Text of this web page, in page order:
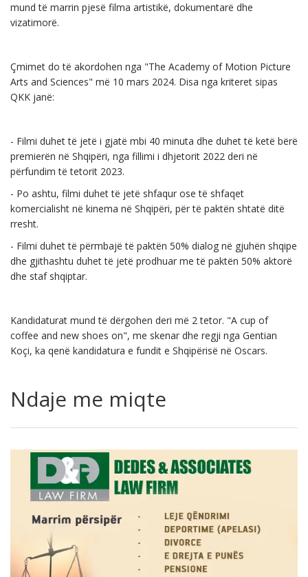
mund të marrin pjesë filma artistikë, dokumentarë dhe
vizatimorë.
Çmimet do të akordohen nga "The Academy of Motion Picture
Arts and Sciences" më 10 mars 2024. Disa nga kriteret sipas
QKK janë:
- Filmi duhet të jetë i gjatë mbi 40 minuta dhe duhet të ketë bërë
premierën në Shqipëri, nga fillimi i dhjetorit 2022 deri në
përfundim të tetorit 2023.
- Po ashtu, filmi duhet të jetë shfaqur ose të shfaqet
komercialisht në kinema në Shqipëri, për të paktën shtatë ditë
rresht.
- Filmi duhet të përmbajë të paktën 50% dialog në gjuhën shqipe
dhe gjithashtu duhet të jetë prodhuar me të paktën 50% aktorë
dhe staf shqiptar.
Kandidaturat mund të dërgohen deri më 2 tetor. "A cup of
coffee and new shoes on", me skenar dhe regji nga Gentian
Koçi, ka qenë kandidatura e fundit e Shqipërisë në Oscars.
Ndaje me miqte